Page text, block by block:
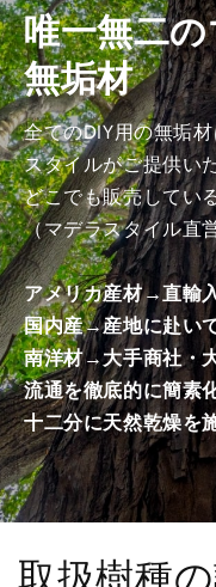
（仕
上
げ
加
工
済
み
商
品）
の
数
量
を
減
ら
す
（仕
上
げ
加
工
済
み
商
品）
の
数
量
を
増
や
す
唯一無二
無垢材
全てのDIY用の無垢
スタイルがご提供い
どこでも販売してい
（マデラスタイル直
アメリカ産材→直輸
国内産→産地に赴い
南洋材→大手商社・
流通を徹底的に簡素
十二分に天然乾燥を